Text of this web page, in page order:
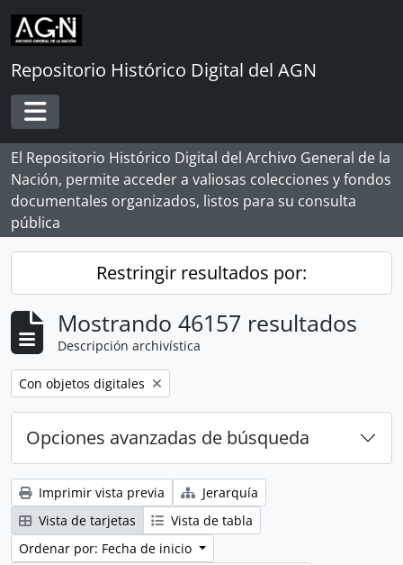
Skip to main content
Repositorio Histórico Digital del AGN
Toggle navigation
El Repositorio Histórico Digital del Archivo General de la
Nación, permite acceder a valiosas colecciones y fondos
documentales organizados, listos para su consulta
pública
Restringir resultados por:
Mostrando 46157 resultados
Descripción archivística
Remove filter:
Con objetos digitales
Opciones avanzadas de búsqueda
Imprimir vista previa
Jerarquía
Vista de tarjetas
Vista de tabla
Ordenar por: Fecha de inicio